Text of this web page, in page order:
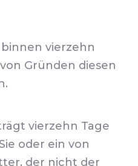
binnen vierzehn
Gründen diesen
vierzehn Tage
oder ein von
der nicht der